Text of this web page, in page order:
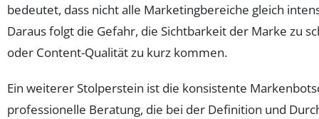
bedeutet, dass nicht alle Marketingbereiche gleich
Daraus folgt die Gefahr, die Sichtbarkeit der Marke zu
oder Content-Qualität zu kurz kommen.
Ein weiterer Stolperstein ist die konsistente
professionelle Beratung, die bei der Definition und